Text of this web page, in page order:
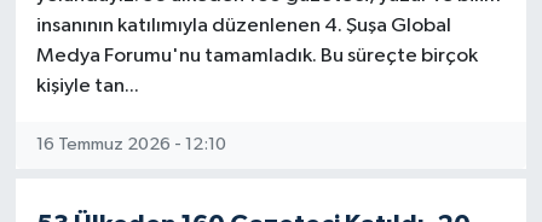
yolculuğun içindeyiz. Üç günlük dünyada
izzetsiz yaşamaktansa şereflice ölmek
Zilletle yaşamaktansa ölmek evladır.
insanının katılımıyla düzenlenen 4. Şuşa Global
Medya Forumu'nu tamamladık. Bu süreçte birçok
kişiyle tan...
16 Temmuz 2026 - 12:10